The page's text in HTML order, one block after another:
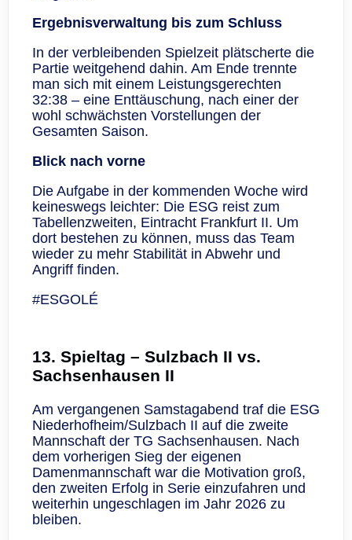
Ergebnisverwaltung bis zum Schluss
In der verbleibenden Spielzeit plätscherte die
Partie weitgehend dahin. Am Ende trennte
man sich mit einem Leistungsgerechten
32:38 – eine Enttäuschung, nach einer der
wohl schwächsten Vorstellungen der
Gesamten Saison.
Blick nach vorne
Die Aufgabe in der kommenden Woche wird
keineswegs leichter: Die ESG reist zum
Tabellenzweiten, Eintracht Frankfurt II. Um
dort bestehen zu können, muss das Team
wieder zu mehr Stabilität in Abwehr und
Angriff finden.
#ESGOLÉ
13. Spieltag – Sulzbach II vs.
Sachsenhausen II
Am vergangenen Samstagabend traf die ESG
Niederhofheim/Sulzbach II auf die zweite
Mannschaft der TG Sachsenhausen. Nach
dem vorherigen Sieg der eigenen
Damenmannschaft war die Motivation groß,
den zweiten Erfolg in Serie einzufahren und
weiterhin ungeschlagen im Jahr 2026 zu
bleiben.